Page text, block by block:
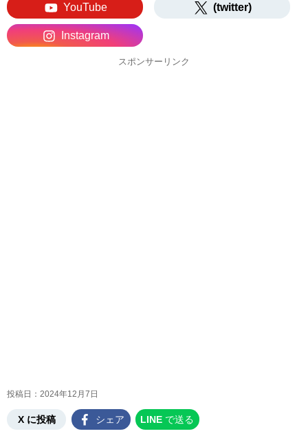
YouTube (twitter)
Instagram
スポンサーリンク
投稿日： 2024年12月7日
X に投稿 シェア LINE で送る